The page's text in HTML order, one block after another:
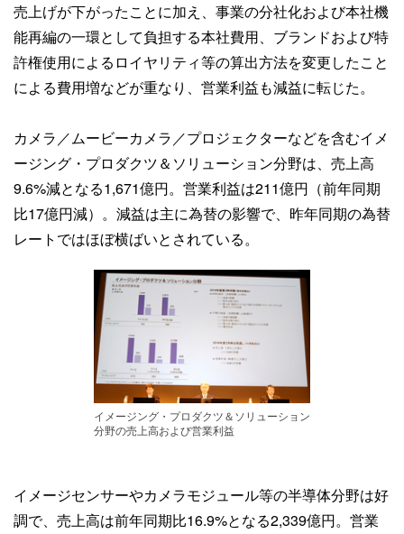
売上げが下がったことに加え、事業の分社化および本社機
能再編の一環として負担する本社費用、ブランドおよび特
許権使用によるロイヤリティ等の算出方法を変更したこと
による費用増などが重なり、営業利益も減益に転じた。
カメラ／ムービーカメラ／プロジェクターなどを含むイメ
ージング・プロダクツ＆ソリューション分野は、売上高
9.6%減となる1,671億円。営業利益は211億円（前年同期
比17億円減）。減益は主に為替の影響で、昨年同期の為替
レートではほぼ横ばいとされている。
イメージング・プロダクツ＆ソリューション
分野の売上高および営業利益
イメージセンサーやカメラモジュール等の半導体分野は好
調で、売上高は前年同期比16.9%となる2,339億円。営業